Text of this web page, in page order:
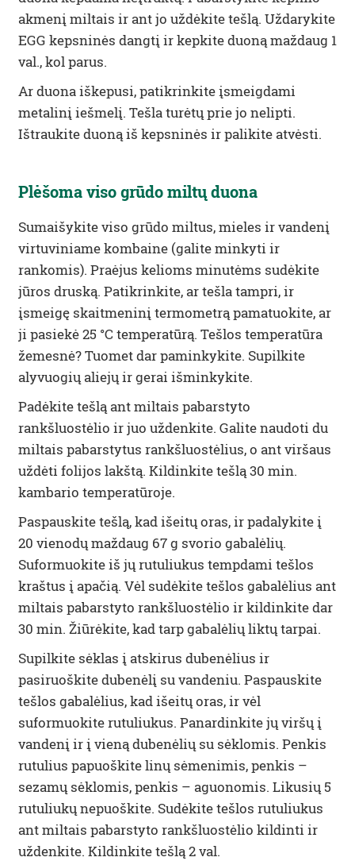
akmenį miltais ir ant jo uždėkite tešlą. Uždarykite
EGG kepsninės dangtį ir kepkite duoną maždaug 1
val., kol parus.
Ar duona iškepusi, patikrinkite įsmeigdami
metalinį iešmelį. Tešla turėtų prie jo nelipti.
Ištraukite duoną iš kepsninės ir palikite atvėsti.
Plėšoma viso grūdo miltų duona
Sumaišykite viso grūdo miltus, mieles ir vandenį
virtuviniame kombaine (galite minkyti ir
rankomis). Praėjus kelioms minutėms sudėkite
jūros druską. Patikrinkite, ar tešla tampri, ir
įsmeigę skaitmeninį termometrą pamatuokite, ar
ji pasiekė 25 °C temperatūrą. Tešlos temperatūra
žemesnė? Tuomet dar paminkykite. Supilkite
alyvuogių aliejų ir gerai išminkykite.
Padėkite tešlą ant miltais pabarstyto
rankšluostėlio ir juo uždenkite. Galite naudoti du
miltais pabarstytus rankšluostėlius, o ant viršaus
uždėti folijos lakštą. Kildinkite tešlą 30 min.
kambario temperatūroje.
Paspauskite tešlą, kad išeitų oras, ir padalykite į
20 vienodų maždaug 67 g svorio gabalėlių.
Suformuokite iš jų rutuliukus tempdami tešlos
kraštus į apačią. Vėl sudėkite tešlos gabalėlius ant
miltais pabarstyto rankšluostėlio ir kildinkite dar
30 min. Žiūrėkite, kad tarp gabalėlių liktų tarpai.
Supilkite sėklas į atskirus dubenėlius ir
pasiruoškite dubenėlį su vandeniu. Paspauskite
tešlos gabalėlius, kad išeitų oras, ir vėl
suformuokite rutuliukus. Panardinkite jų viršų į
vandenį ir į vieną dubenėlių su sėklomis. Penkis
rutulius papuoškite linų sėmenimis, penkis –
sezamų sėklomis, penkis – aguonomis. Likusių 5
rutuliukų nepuoškite. Sudėkite tešlos rutuliukus
ant miltais pabarstyto rankšluostėlio kildinti ir
uždenkite. Kildinkite tešlą 2 val.